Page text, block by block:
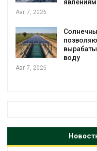
Авг 7, 2026
воду
Авг 7, 2026